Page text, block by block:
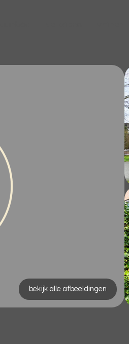
bekijk alle afbeeldingen